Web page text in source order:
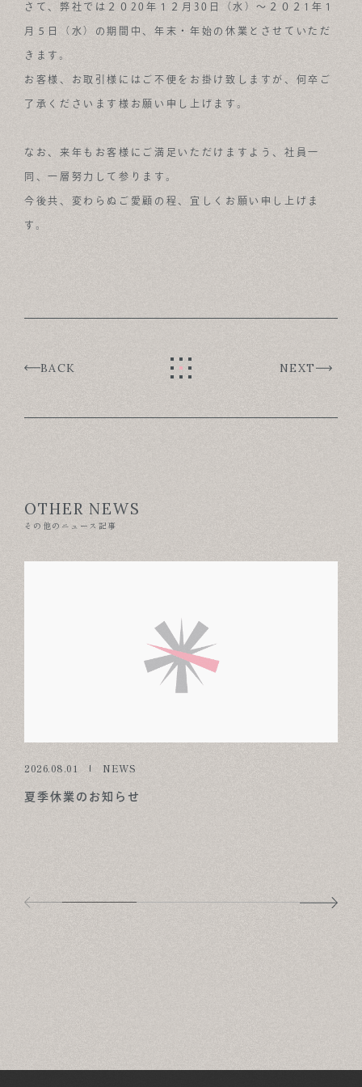
ABOUT
RECRUIT
SUSTAINABLE DESIGN COMPANY
さて、弊社では２０20年１２月30日（水）～２０２1年１
月５日（水）の期間中、年末・年始の休業とさせていただ
きます。
お客様、お取引様にはご不便をお掛け致しますが、何卒ご
了承くださいます様お願い申し上げます。
なお、来年もお客様にご満足いただけますよう、社員一
同、一層努力して参ります。
今後共、変わらぬご愛顧の程、宜しくお願い申し上げま
す。
BACK NEXT
OTHER NEWS
その他のニュース記事
2026.08.01 NEWS
夏季休業のお知らせ